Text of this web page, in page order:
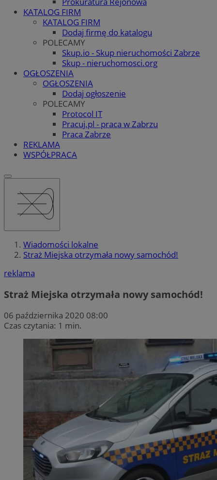
KATALOG FIRM
KATALOG FIRM
Dodaj firmę do katalogu
POLECAMY
Skup.io - Skup nieruchomości Zabrze
Skup - nieruchomosci.org
OGŁOSZENIA
OGŁOSZENIA
Dodaj ogłoszenie
POLECAMY
Protocol IT
Pracuj.pl - praca w Zabrzu
Praca Zabrze
REKLAMA
WSPÓŁPRACA
Wiadomości lokalne
Straż Miejska otrzymała nowy samochód!
reklama
Straż Miejska otrzymała nowy samochód!
06 października 2020 08:00
Czas czytania: 1 min.